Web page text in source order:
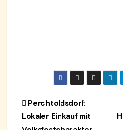
Perchtoldsdorf:
Lokaler Einkauf mit